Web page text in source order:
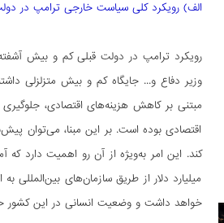
الف) رویکرد کلی سیاست خارجی ترامپ در
رویکرد ترامپ در دولت قبلی کم و بیش
وزیر دفاع و... جایگاه کم و بیش متزلزلی
مبتنی بر کاهش هزینه‌­های اقتصادی،
اقتصادی بوده است. بر این مبنا، می‌­توان
میلیارد دلار از طریق سازمان‌های
خواهد داشت و وضعیت انسانی در این کشور